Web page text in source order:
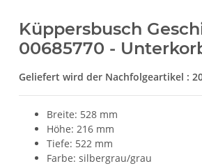
Küppersbusch
00685770 -
Geliefert wird der Nachfolgeartikel :
Breite: 528 mm
Höhe: 216 mm
Tiefe: 522 mm
Farbe: silbergrau/grau